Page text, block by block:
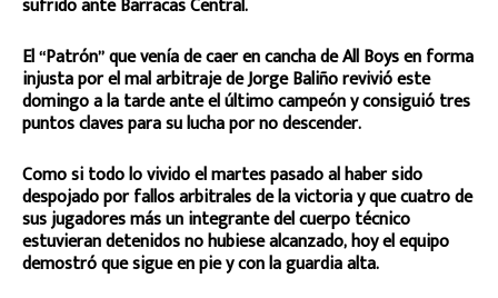
El “Patrón” que venía de caer en cancha de All Boys en forma
injusta por el mal arbitraje de Jorge Baliño revivió este
domingo a la tarde ante el último campeón y consiguió tres
puntos claves para su lucha por no descender.
Como si todo lo vivido el martes pasado al haber sido
despojado por fallos arbitrales de la victoria y que cuatro de
sus jugadores más un integrante del cuerpo técnico
estuvieran detenidos no hubiese alcanzado, hoy el equipo
demostró que sigue en pie y con la guardia alta.